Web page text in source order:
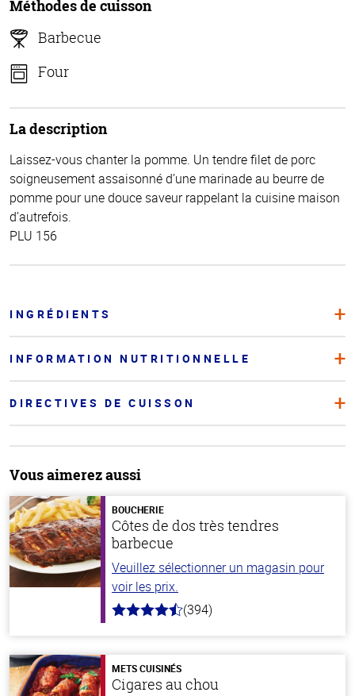
Méthodes de cuisson
Barbecue
Four
La description
Laissez-vous chanter la pomme. Un tendre filet de porc
soigneusement assaisonné d’une marinade au beurre de
pomme pour une douce saveur rappelant la cuisine maison
d’autrefois.
PLU 156
INGRÉDIENTS
INFORMATION NUTRITIONNELLE
DIRECTIVES DE CUISSON
Vous aimerez aussi
BOUCHERIE
Côtes de dos très tendres
barbecue
Veuillez sélectionner un magasin pour
voir les prix.
4.7
stars
(394)
METS CUISINÉS
Cigares au chou